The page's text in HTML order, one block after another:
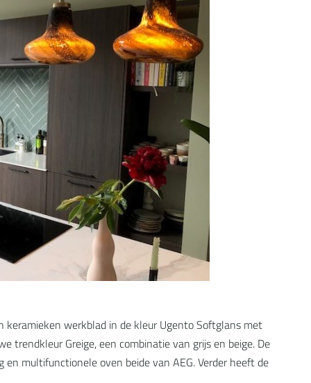
werkblad in de kleur Ugento Softglans met
trendkleur Greige, een combinatie van grijs en beige. De
multifunctionele oven beide van AEG. Verder heeft de